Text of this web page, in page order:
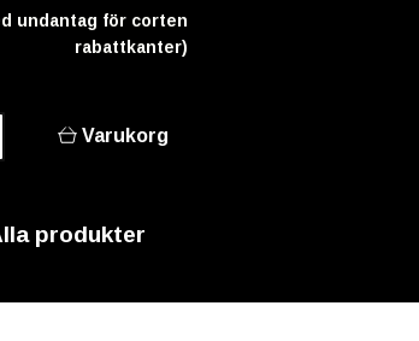
undantag för corten
rabattkanter)
Varukorg
produkter